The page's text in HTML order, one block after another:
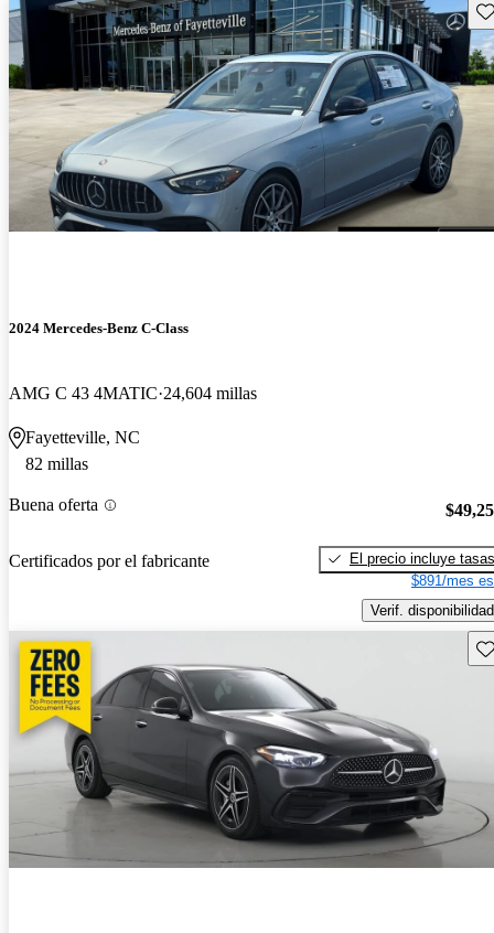
2024 Mercedes-Benz C-Class
AMG C 43 4MATIC 24,604 millas
Fayetteville, NC
82 millas
Buena oferta
Certificados por el fabricante
El precio incluye tasas
$891/mes
Verif. disponibilidad